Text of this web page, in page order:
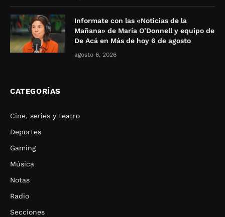
Informate con las «Noticias de la
Mañana» de María O’Donnell y equipo de
De Acá en Más de hoy 6 de agosto
agosto 6, 2026
CATEGORÍAS
Cine, series y teatro
Deportes
Gaming
Música
Notas
Radio
Secciones